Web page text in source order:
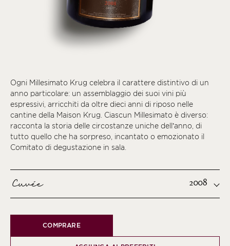
Ogni Millesimato Krug celebra il carattere distintivo di un
anno particolare: un assemblaggio dei suoi vini più
espressivi, arricchiti da oltre dieci anni di riposo nelle
cantine della Maison Krug. Ciascun Millesimato è diverso:
racconta la storia delle circostanze uniche dell’anno, di
tutto quello che ha sorpreso, incantato o emozionato il
Comitato di degustazione in sala.
Cuvée 2008
COMPRARE